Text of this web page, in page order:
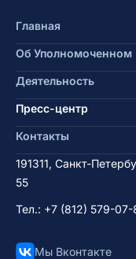
Главная
Об Уполномоченном
Деятельность
Пресс-центр
Контакты
191311, Санкт-
55
Тел.: +7 (812) 579-07-
Мы Вконтакте